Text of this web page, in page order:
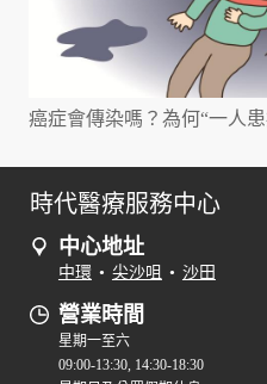
癌症會傳染嗎？為何“一人
時代醫療服務中心
中心地址
中環 • 尖沙咀 • 沙田
營業時間
星期一至六
09:00-13:30, 14:30-18:30